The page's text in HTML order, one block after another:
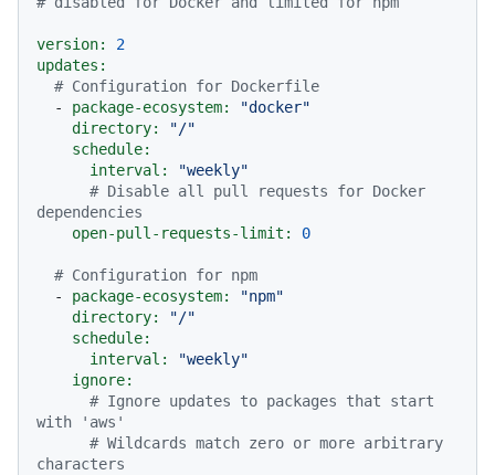
version:
2
updates:
# Configuration for Dockerfile
-
package-ecosystem:
"docker"
directory:
"/"
schedule:
interval:
"weekly"
# Disable all pull requests for Docker
dependencies
open-pull-requests-limit:
0
# Configuration for npm
-
package-ecosystem:
"npm"
directory:
"/"
schedule:
interval:
"weekly"
ignore:
# Ignore updates to packages that start
with 'aws'
# Wildcards match zero or more arbitrary
characters